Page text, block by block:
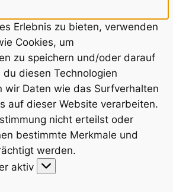
Erlebnis zu bieten, verwenden
Cookies, um
zu speichern und/oder darauf
du diesen Technologien
wir Daten wie das Surfverhalten
auf dieser Website verarbeiten.
nicht erteilst oder
bestimmte Merkmale und
werden.
aktiv